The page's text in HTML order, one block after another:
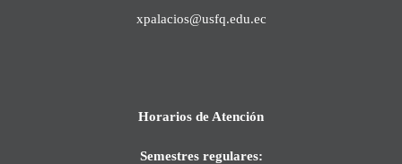
xpalacios@usfq.edu.ec
Horarios de Atención
Semestres regulares: